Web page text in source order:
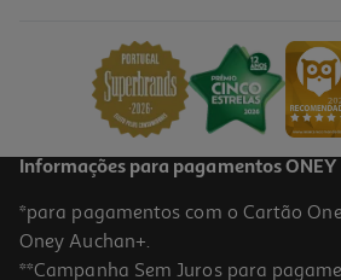
Informações para pagamentos ONEY
*para pagamentos com o Cartão
Oney Auchan+.
**Campanha Sem Juros para